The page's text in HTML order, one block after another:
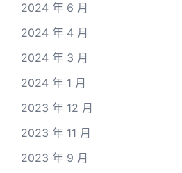
2024 年 6 月
2024 年 4 月
2024 年 3 月
2024 年 1 月
2023 年 12 月
2023 年 11 月
2023 年 9 月